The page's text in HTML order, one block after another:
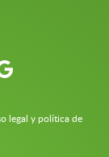
legal y política de